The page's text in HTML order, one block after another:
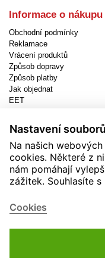
Informace o nákupu
Obchodní podmínky
Reklamace
Vrácení produktů
Způsob dopravy
Způsob platby
Jak objednat
EET
Užitečné informace
Novinky
Akční produkty
Kontakty
Zásady používání cookies
Nastavení
Na našich
cookies. Některé z
nám pomáhají
zážitek. Souhlasíte
Cookies